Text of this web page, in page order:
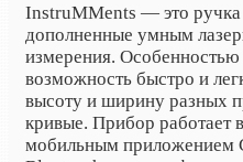
InstruMMents — это
дополненные умным
измерения. Особенностью
возможность быстро и
высоту и ширину разных
кривые. Прибор работает
мобильным приложением